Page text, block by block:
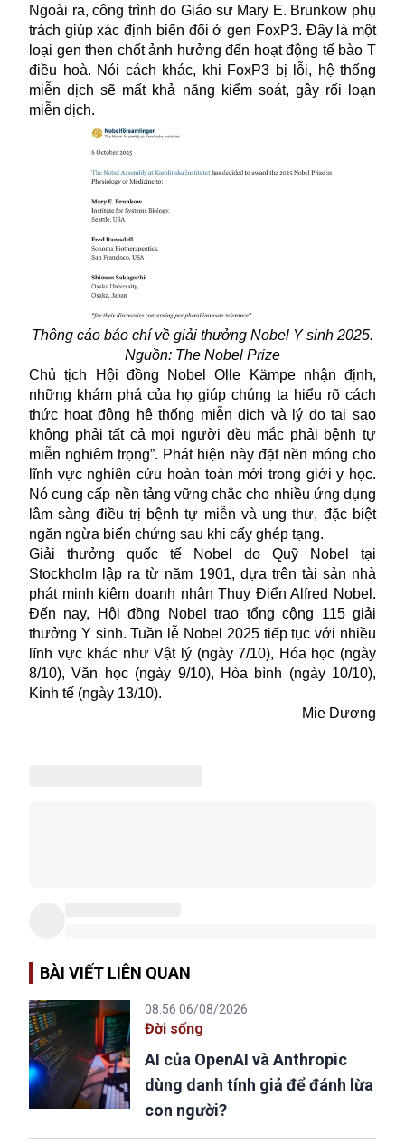
Ngoài ra, công trình do Giáo sư Mary E. Brunkow phụ
trách giúp xác định biến đổi ở gen FoxP3. Đây là một
loại gen then chốt ảnh hưởng đến hoạt động tế bào T
điều hoà. Nói cách khác, khi FoxP3 bị lỗi, hệ thống
miễn dịch sẽ mất khả năng kiểm soát, gây rối loạn
miễn dịch.
Thông cáo báo chí về giải thưởng Nobel Y sinh 2025.
Nguồn: The Nobel Prize
Chủ tịch Hội đồng Nobel Olle Kämpe nhận định,
những khám phá của họ giúp chúng ta hiểu rõ cách
thức hoạt động hệ thống miễn dịch và lý do tại sao
không phải tất cả mọi người đều mắc phải bệnh tự
miễn nghiêm trọng”. Phát hiện này đặt nền móng cho
lĩnh vực nghiên cứu hoàn toàn mới trong giới y học.
Nó cung cấp nền tảng vững chắc cho nhiều ứng dụng
lâm sàng điều trị bệnh tự miễn và ung thư, đặc biệt
ngăn ngừa biến chứng sau khi cấy ghép tạng.
Giải thưởng quốc tế Nobel do Quỹ Nobel tại
Stockholm lập ra từ năm 1901, dựa trên tài sản nhà
phát minh kiêm doanh nhân Thụy Điển Alfred Nobel.
Đến nay, Hội đồng Nobel trao tổng cộng 115 giải
thưởng Y sinh. Tuần lễ Nobel 2025 tiếp tục với nhiều
lĩnh vực khác như Vật lý (ngày 7/10), Hóa học (ngày
8/10), Văn học (ngày 9/10), Hòa bình (ngày 10/10),
Kinh tế (ngày 13/10).
Mie Dương
BÀI VIẾT LIÊN QUAN
08:56 06/08/2026
Đời sống
AI của OpenAI và Anthropic
dùng danh tính giả để đánh lừa
con người?